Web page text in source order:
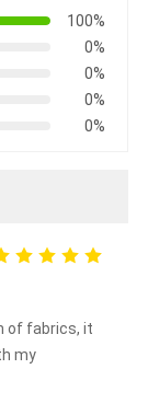
100%
0%
0%
0%
0%
of fabrics, it
my